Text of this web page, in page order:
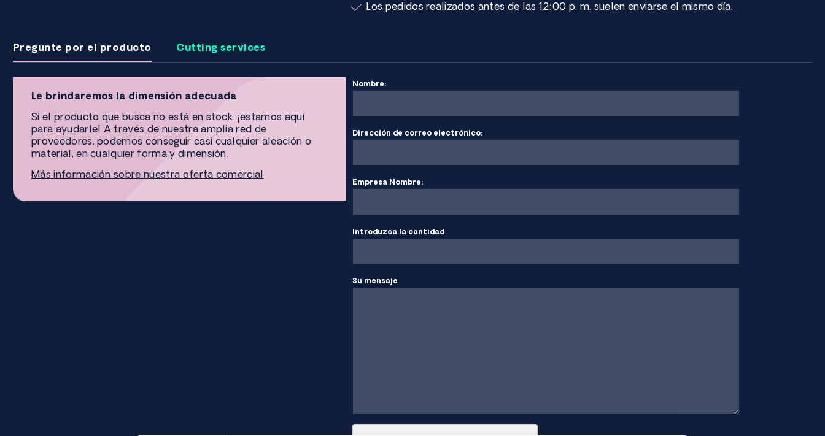
Los pedidos realizados antes de las 12:00 p. m. suelen enviarse el mismo día.
Pregunte por el producto Cutting services
Le brindaremos la dimensión adecuada
Si el producto que busca no está en stock, ¡estamos aquí
para ayudarle! A través de nuestra amplia red de
proveedores, podemos conseguir casi cualquier aleación o
material, en cualquier forma y dimensión.
Más información sobre nuestra oferta comercial
Nombre:
Dirección de correo electrónico:
Empresa Nombre:
Introduzca la cantidad
Su mensaje